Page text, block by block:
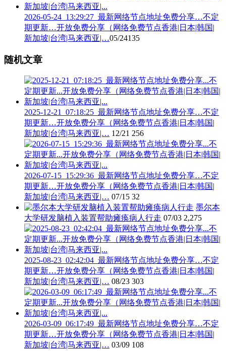
2026-05-24_13:29:27_最新网络节点地址免费分享…不定
期更新…开放免费分享（网络免费节点香港|日本|韩国|
新加坡|台湾|马来西亚|…05/24135
随机文章
2025-12-21_07:18:25_最新网络节点地址免费分享…不定
期更新…开放免费分享（网络免费节点香港|日本|韩国|
新加坡|台湾|马来西亚|… 12/21 256
2026-07-15_15:29:36_最新网络节点地址免费分享…不定
期更新…开放免费分享（网络免费节点香港|日本|韩国|
新加坡|台湾|马来西亚|… 07/15 32
墨尔本
大学研发脑植入装置帮助瘫痪病人行走 07/03 2,275
2025-08-23_02:42:04_最新网络节点地址免费分享…不定
期更新…开放免费分享（网络免费节点香港|日本|韩国|
新加坡|台湾|马来西亚|… 08/23 303
2026-03-09_06:17:49_最新网络节点地址免费分享…不定
期更新…开放免费分享（网络免费节点香港|日本|韩国|
新加坡|台湾|马来西亚|… 03/09 108